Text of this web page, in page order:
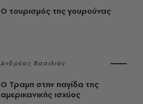
Ο τουρισμός της γουρούνας
Ανδρέας Βασιλιάς
Ο Τραμπ στην παγίδα της
αμερικανικής ισχύος